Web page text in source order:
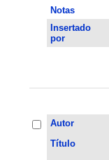
Notas
Insertado
por
Autor
Título